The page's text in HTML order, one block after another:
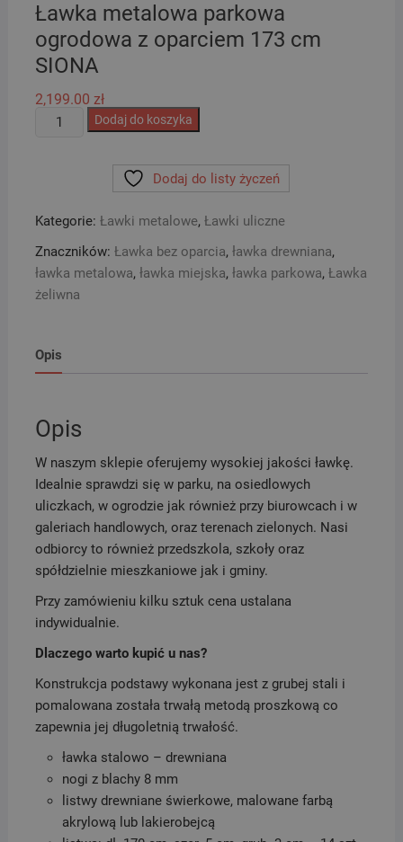
Ławka metalowa parkowa
ogrodowa z oparciem 173 cm
SIONA
2,199.00 zł
ilość
z
oparciem
173
cm
Dodaj do koszyka
Dodaj do listy życzeń
Kategorie: Ławki metalowe, Ławki uliczne
Znaczników: Ławka bez oparcia, ławka drewniana,
ławka metalowa, ławka miejska, ławka parkowa, Ławka
żeliwna
Opis
Opis
W naszym sklepie oferujemy wysokiej jakości ławkę.
Idealnie sprawdzi się w parku, na osiedlowych
uliczkach, w ogrodzie jak również przy biurowcach i w
galeriach handlowych, oraz terenach zielonych. Nasi
odbiorcy to również przedszkola, szkoły oraz
spółdzielnie mieszkaniowe jak i gminy.
Przy zamówieniu kilku sztuk cena ustalana
indywidualnie.
Dlaczego warto kupić u nas?
Konstrukcja podstawy wykonana jest z grubej stali i
pomalowana została trwałą metodą proszkową co
zapewnia jej długoletnią trwałość.
ławka stalowo – drewniana
nogi z blachy 8 mm
listwy drewniane świerkowe, malowane farbą
akrylową lub lakierobejcą